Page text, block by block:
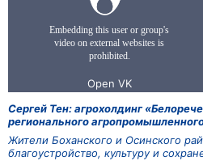
Сергей Тен: агрохолдинг
регионального
Жители Боханского и Осинского
благоустройство, культуру и